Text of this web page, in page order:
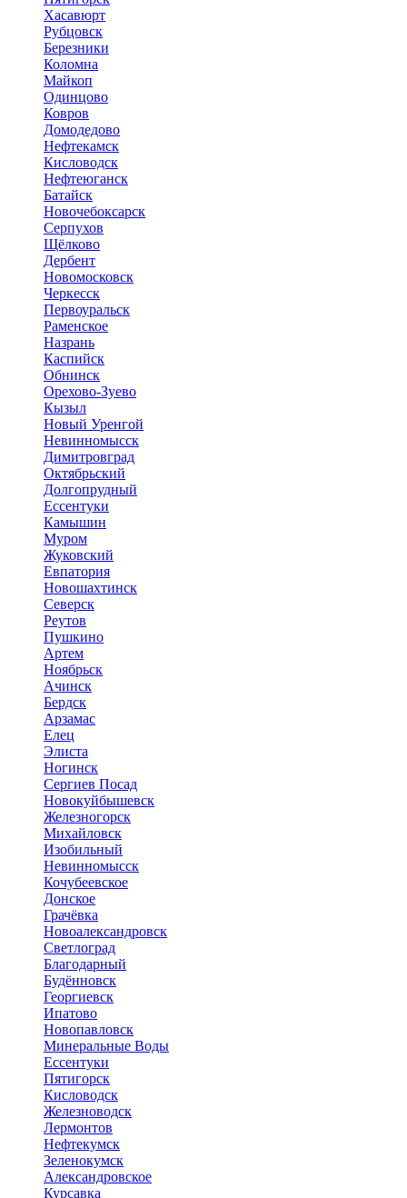
Хасавюрт
Рубцовск
Березники
Коломна
Майкоп
Одинцово
Ковров
Домодедово
Нефтекамск
Кисловодск
Нефтеюганск
Батайск
Новочебоксарск
Серпухов
Щёлково
Дербент
Новомосковск
Черкесск
Первоуральск
Раменское
Назрань
Каспийск
Обнинск
Орехово-Зуево
Кызыл
Новый Уренгой
Невинномысск
Димитровград
Октябрьский
Долгопрудный
Ессентуки
Камышин
Муром
Жуковский
Евпатория
Новошахтинск
Северск
Реутов
Пушкино
Артем
Ноябрьск
Ачинск
Бердск
Арзамас
Елец
Элиста
Ногинск
Сергиев Посад
Новокуйбышевск
Железногорск
Михайловск
Изобильный
Невинномысск
Кочубеевское
Донское
Грачёвка
Новоалександровск
Светлоград
Благодарный
Будённовск
Георгиевск
Ипатово
Новопавловск
Минеральные Воды
Ессентуки
Пятигорск
Кисловодск
Железноводск
Лермонтов
Нефтекумск
Зеленокумск
Александровское
Курсавка